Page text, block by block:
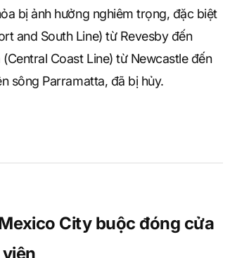
bị ảnh hưởng nghiêm trọng, đặc biệt
and South Line) từ Revesby đến
Coast Line) từ Newcastle đến
sông Parramatta, đã bị hủy.
City buộc đóng cửa